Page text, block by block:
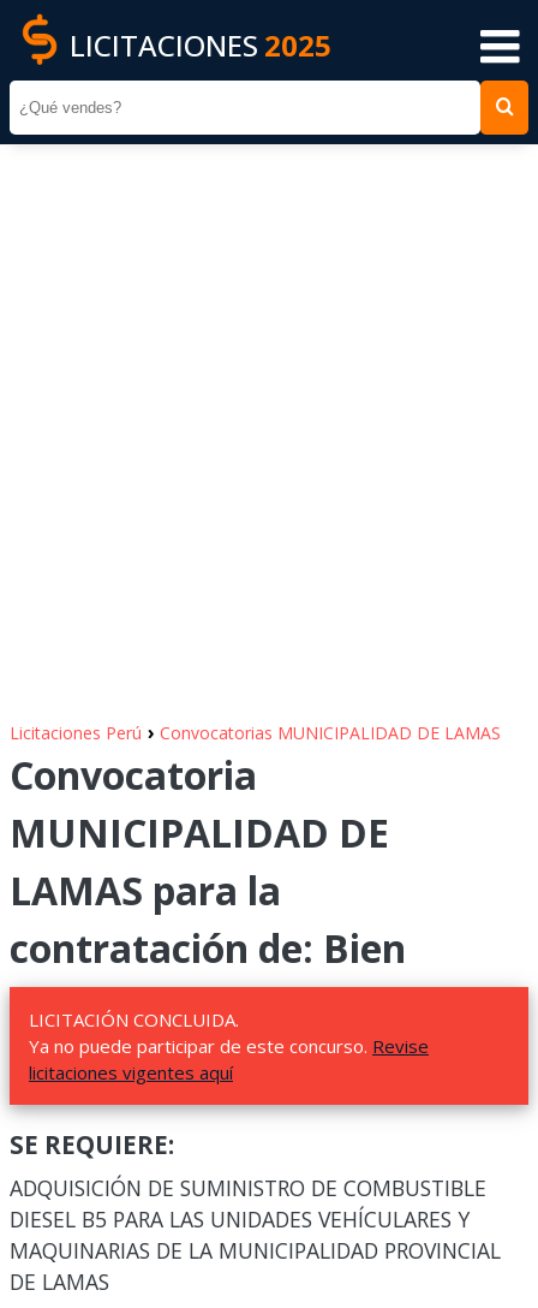
LICITACIONES 2025
Licitaciones Perú › Convocatorias MUNICIPALIDAD DE LAMAS
Convocatoria
MUNICIPALIDAD DE
LAMAS para la
contratación de: Bien
LICITACIÓN CONCLUIDA.
Ya no puede participar de este concurso. Revise
licitaciones vigentes aquí
SE REQUIERE:
ADQUISICIÓN DE SUMINISTRO DE COMBUSTIBLE
DIESEL B5 PARA LAS UNIDADES VEHÍCULARES Y
MAQUINARIAS DE LA MUNICIPALIDAD PROVINCIAL
DE LAMAS